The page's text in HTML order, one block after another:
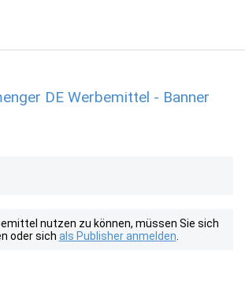
DE Werbemittel - Banner
nutzen zu können, müssen Sie sich
oder sich als Publisher anmelden